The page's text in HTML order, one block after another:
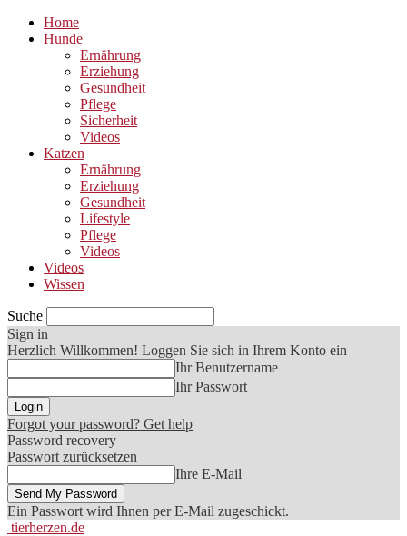
Home
Hunde
Ernährung
Erziehung
Gesundheit
Pflege
Sicherheit
Videos
Katzen
Ernährung
Erziehung
Gesundheit
Lifestyle
Pflege
Videos
Videos
Wissen
Suche
Sign in
Herzlich Willkommen! Loggen Sie sich in Ihrem Konto ein
Ihr Benutzername
Ihr Passwort
Forgot your password? Get help
Password recovery
Passwort zurücksetzen
Ihre E-Mail
Ein Passwort wird Ihnen per E-Mail zugeschickt.
tierherzen.de